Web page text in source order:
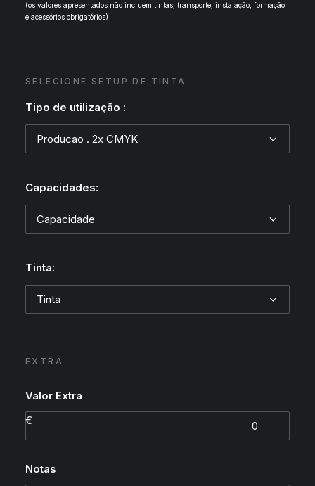
(os valores apresentados não incluem tintas, transporte, instalação, formação
e acessórios obrigatórios)
SELECIONE SETUP DE TINTA
Tipo de utilização :
Capacidades:
Tinta:
EXTRA
Valor Extra
Notas